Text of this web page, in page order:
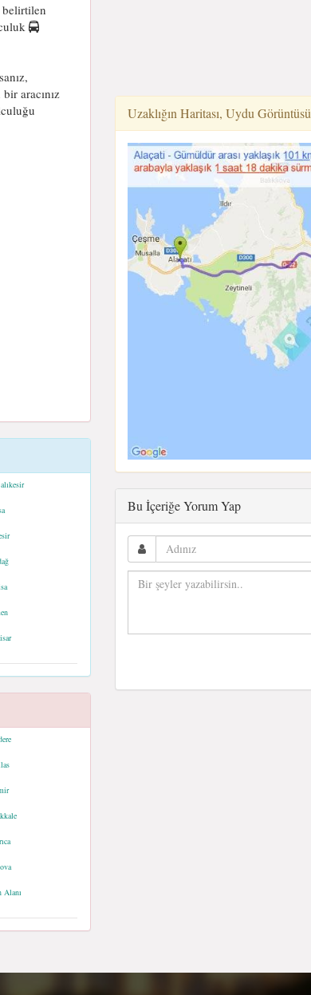
belirtilen
aracınız
Alanı
Uzaklığın Haritası, Uydu Görüntüsü
Bu İçeriğe Yorum Yap